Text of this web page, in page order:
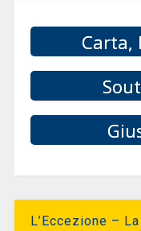
Carta,
L’Eccezione –